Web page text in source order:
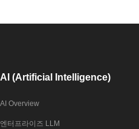
AI (Artificial Intelligence)
AI Overview
엔터프라이즈 LLM